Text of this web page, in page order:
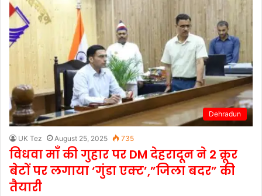
Dehradun
UK Tez August 25, 2025 735
विधवा माँ की गुहार पर DM देहरादून ने 2 क्रूर
बेटों पर लगाया ‘गुंडा एक्ट’,”जिला बदर” की
तैयारी